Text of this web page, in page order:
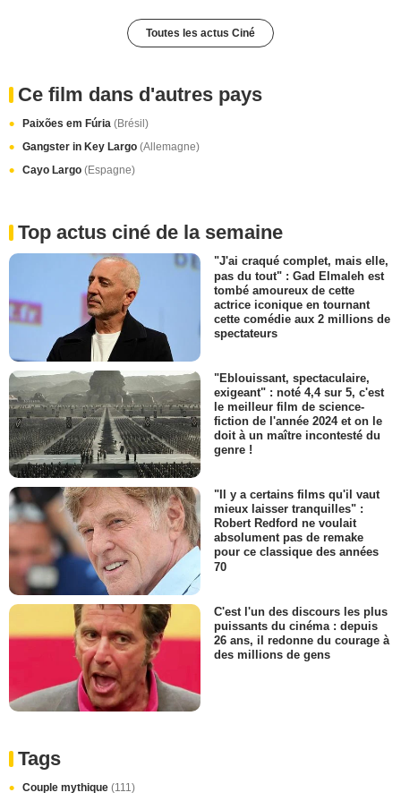
Toutes les actus Ciné
Ce film dans d'autres pays
Paixões em Fúria (Brésil)
Gangster in Key Largo (Allemagne)
Cayo Largo (Espagne)
Top actus ciné de la semaine
"J'ai craqué complet, mais elle,
pas du tout" : Gad Elmaleh est
tombé amoureux de cette
actrice iconique en tournant
cette comédie aux 2 millions de
spectateurs
"Eblouissant, spectaculaire,
exigeant" : noté 4,4 sur 5, c'est
le meilleur film de science-
fiction de l'année 2024 et on le
doit à un maître incontesté du
genre !
"Il y a certains films qu'il vaut
mieux laisser tranquilles" :
Robert Redford ne voulait
absolument pas de remake
pour ce classique des années
70
C'est l'un des discours les plus
puissants du cinéma : depuis
26 ans, il redonne du courage à
des millions de gens
Tags
Couple mythique (111)